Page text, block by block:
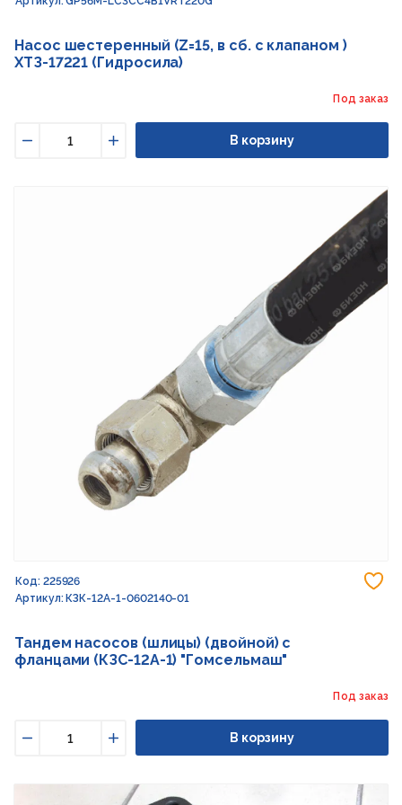
Насос шестеренный (Z=15, в сб. с клапаном )
ХТЗ-17221 (Гидросила)
Под заказ
Увеличить
В корзину
Код: 225926
Артикул: КЗК-12А-1-0602140-01
Тандем насосов (шлицы) (двойной) с
фланцами (КЗС-12А-1) "Гомсельмаш"
Под заказ
Увеличить
В корзину